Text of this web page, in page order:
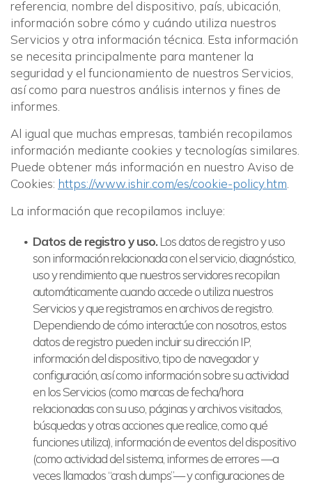
referencia, nombre del dispositivo, país, ubicación,
información sobre cómo y cuándo utiliza nuestros
Servicios y otra información técnica. Esta información
se necesita principalmente para mantener la
seguridad y el funcionamiento de nuestros Servicios,
así como para nuestros análisis internos y fines de
informes.
Al igual que muchas empresas, también recopilamos
información mediante cookies y tecnologías similares.
Puede obtener más información en nuestro Aviso de
Cookies: https://www.ishir.com/es/cookie-policy.htm.
La información que recopilamos incluye:
Datos de registro y uso.Los datos de registro y uso
son información relacionada con el servicio, diagnóstico,
uso y rendimiento que nuestros servidores recopilan
automáticamente cuando accede o utiliza nuestros
Servicios y que registramos en archivos de registro.
Dependiendo de cómo interactúe con nosotros, estos
datos de registro pueden incluir su dirección IP,
información del dispositivo, tipo de navegador y
configuración, así como información sobre su actividad
en los Servicios (como marcas de fecha/hora
relacionadas con su uso, páginas y archivos visitados,
búsquedas y otras acciones que realice, como qué
funciones utiliza), información de eventos del dispositivo
(como actividad del sistema, informes de errores —a
veces llamados “crash dumps”— y configuraciones de